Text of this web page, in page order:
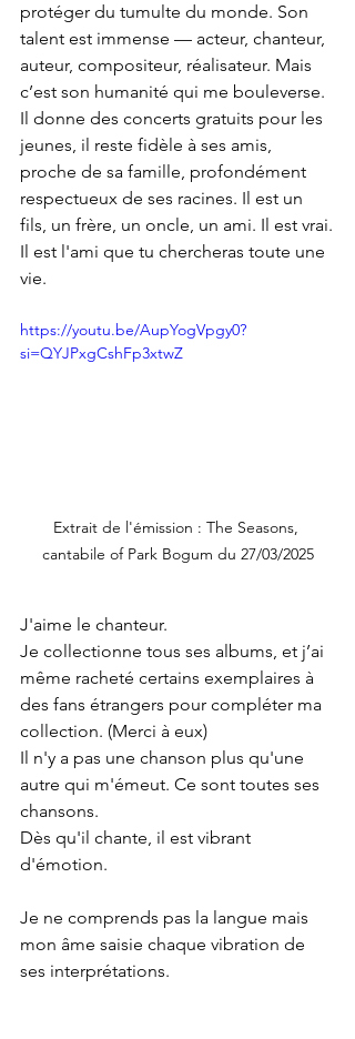
protéger du tumulte du monde. Son
talent est immense — acteur, chanteur,
auteur, compositeur, réalisateur. Mais
c’est son humanité qui me bouleverse.
Il donne des concerts gratuits pour les
jeunes, il reste fidèle à ses amis,
proche de sa famille, profondément
respectueux de ses racines. Il est un
fils, un frère, un oncle, un ami. Il est vrai.
Il est l'ami que tu chercheras toute une
vie.
https://youtu.be/AupYogVpgy0?
si=QYJPxgCshFp3xtwZ
Extrait de l'émission : The Seasons,
cantabile of Park Bogum du 27/03/2025
J'aime le chanteur.
Je collectionne tous ses albums, et j’ai
même racheté certains exemplaires à
des fans étrangers pour compléter ma
collection. (Merci à eux)
Il n'y a pas une chanson plus qu'une
autre qui m'émeut. Ce sont toutes ses
chansons.
Dès qu'il chante, il est vibrant
d'émotion.
Je ne comprends pas la langue mais
mon âme saisie chaque vibration de
ses interprétations.